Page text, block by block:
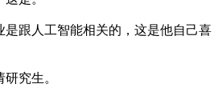
跟人工智能相关的，这是他自己喜
究生。